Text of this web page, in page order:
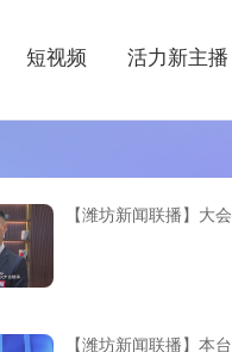
短视频 活力新主播
【潍坊新闻联播】大
【潍坊新闻联播】本